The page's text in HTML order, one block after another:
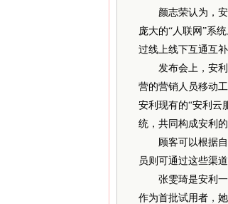
颜志荣认为，安
庞大的“人联网”系
过线上线下互通互
发布会上，安利
营的营销人员移动
安利现有的“安利云
统，共同构成安利
顾客可以根据自
员则可通过这些渠
张雯琦是安利一
作为首批试用者，